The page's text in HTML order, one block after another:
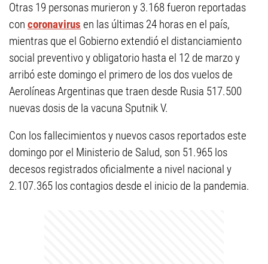
Otras 19 personas murieron y 3.168 fueron reportadas
con coronavirus en las últimas 24 horas en el país,
mientras que el Gobierno extendió el distanciamiento
social preventivo y obligatorio hasta el 12 de marzo y
arribó este domingo el primero de los dos vuelos de
Aerolíneas Argentinas que traen desde Rusia 517.500
nuevas dosis de la vacuna Sputnik V.
Con los fallecimientos y nuevos casos reportados este
domingo por el Ministerio de Salud, son 51.965 los
decesos registrados oficialmente a nivel nacional y
2.107.365 los contagios desde el inicio de la pandemia.